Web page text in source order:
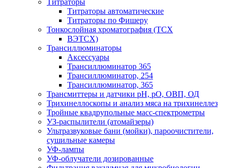
Титраторы
Титраторы автоматические
Титраторы по Фишеру
Тонкослойная хроматография (ТСХ
ВЭТСХ)
Трансиллюминаторы
Аксессуары
Трансиллюминатор 365
Трансиллюминатор, 254
Трансиллюминатор, 365
Трансмиттеры и датчики рН, рО, ОВП, ОД
Трихинеллоскопы и анализ мяса на трихинеллез
Тройные квадрупольные масс-спектрометры
УЗ-распылители (атомайзеры)
Ультразвуковые бани (мойки), пароочистители,
сушильные камеры
УФ-лампы
УФ-облучатели дозированные